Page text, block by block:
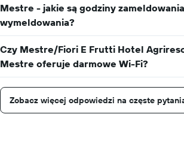
Mestre - jakie są godziny
wymeldowania?
Czy Mestre/Fiori E Frutti Hotel
Mestre oferuje darmowe Wi-Fi?
Zobacz więcej odpowiedzi na częste